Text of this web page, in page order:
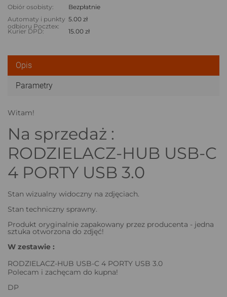
Obiór osobisty:
Bezpłatnie
Automaty i punkty
odbioru Pocztex:
5.00 zł
Kurier DPD:
15.00 zł
Opis
Parametry
Witam!
Na sprzedaż :
RODZIELACZ-HUB USB-C
4 PORTY USB 3.0
Stan wizualny widoczny na zdjęciach.
Stan techniczny sprawny.
Produkt oryginalnie zapakowany przez producenta - jedna
sztuka otworzona do zdjęć!
W zestawie :
RODZIELACZ-HUB USB-C 4 PORTY USB 3.0
Polecam i zachęcam do kupna!
DP